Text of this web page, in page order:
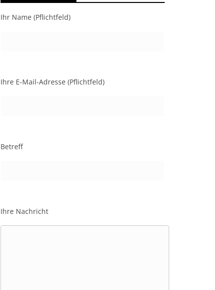
Ihr Name (Pflichtfeld)
Ihre E-Mail-Adresse (Pflichtfeld)
Betreff
Ihre Nachricht